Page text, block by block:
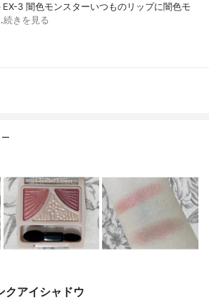
EX-3 闇色モンスターいつものリップに闇色モ
続きを見る
クアイシャドウ